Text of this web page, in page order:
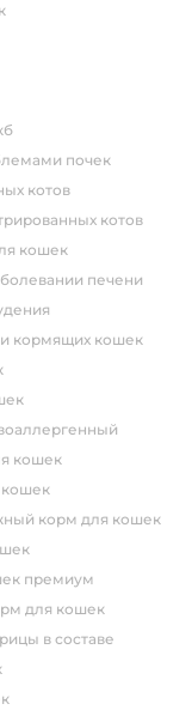
почек
котов
котов
кошек
печени
кормящих кошек
кошек
кошек
корм для кошек
премиум
для кошек
в составе